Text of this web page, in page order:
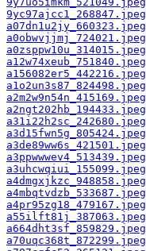
9yc97ajcc1_268847.jpeg
a07dn1u2jy_660323.jpeg
a0obwvjjmj_724021.jpeg
a0zsppw10u_314015.jpeg
a12w74xeub_751840.jpeg
a156082er5_442216.jpeg
a1o2un3s87_824498.jpeg
a2m2w9n54n_415169.jpeg
a2ngt202hb_194433.jpeg
a31i22h2sc_242680.jpeg
a3d15fwn5g_805424.jpeg
a3de89ww6s_421501.jpeg
a3ppwwwev4_513439.jpeg
a3uhcwqiui_155099.jpeg
a4dmgxjkzc_948858.jpeg
a4mbqtvdzb_533687.jpeg
a4pr95zg18_479167.jpeg
a55ilft81j_387063.jpeg
a664dht3sf_859829.jpeg
a70uqc368t_872299.jpeg